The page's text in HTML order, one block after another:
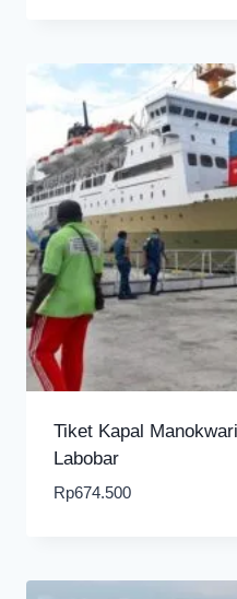
Tiket Kapal
Labobar
Rp674.500